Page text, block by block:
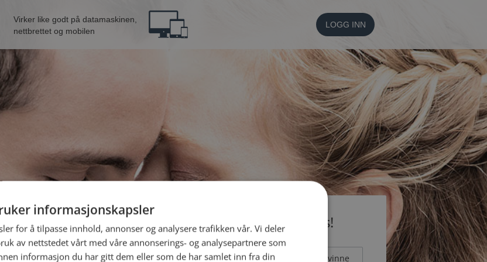
Virker like godt på datamaskinen,
nettbrettet og mobilen
LOGG INN
Lyngdal Bli medlem gratis!
Jeg er en: Mann Kvinne
informasjonskapsler
for å tilpasse innhold, annonser og analysere trafikken vår. Vi deler
av nettstedet vårt med våre annonserings- og analysepartnere som
informasjon du har gitt dem eller som de har samlet inn fra din